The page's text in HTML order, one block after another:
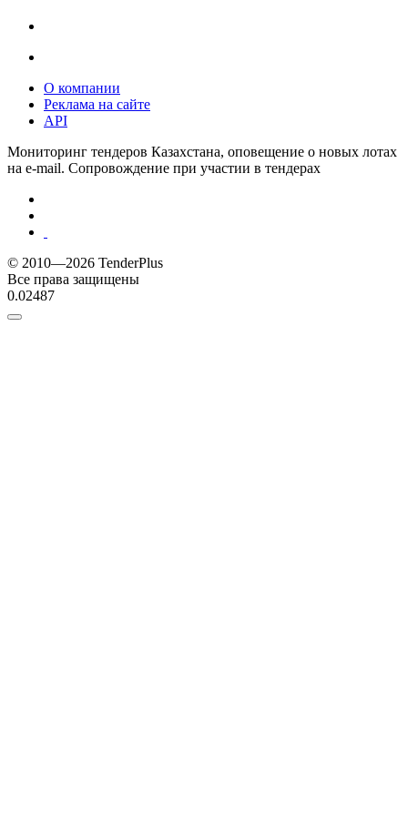
О компании
Реклама на сайте
API
Мониторинг тендеров Казахстана, оповещение о новых лотах
на e-mail. Сопровождение при участии в тендерах
© 2010—2026 TenderPlus
Все права защищены
0.02487